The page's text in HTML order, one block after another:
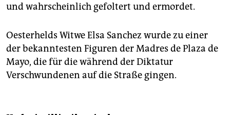
und wahrscheinlich gefoltert und ermordet.
Oesterhelds Witwe Elsa Sanchez wurde zu einer
der bekanntesten Figuren der Madres de Plaza de
Mayo, die für die während der Diktatur
Verschwundenen auf die Straße gingen.